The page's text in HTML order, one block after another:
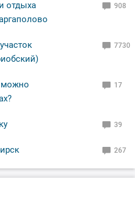
отдыха
908
7730
можно
17
39
267